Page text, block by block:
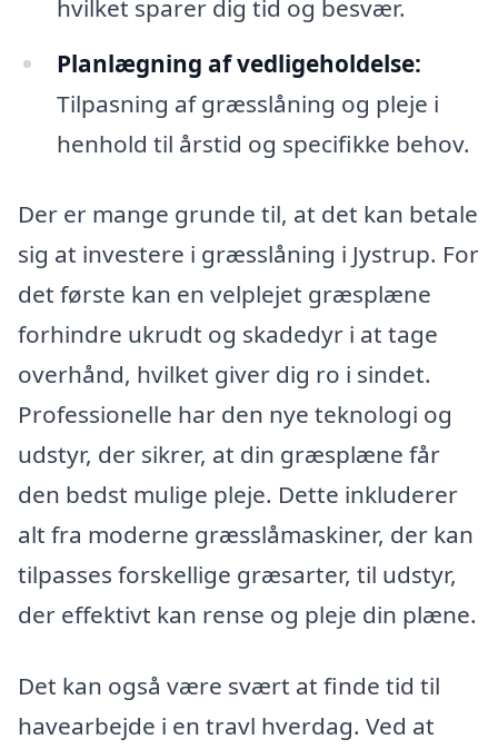
hvilket sparer dig tid og besvær.
Planlægning af vedligeholdelse:
Tilpasning af græsslåning og pleje i
henhold til årstid og specifikke behov.
Der er mange grunde til, at det kan betale
sig at investere i græsslåning i Jystrup. For
det første kan en velplejet græsplæne
forhindre ukrudt og skadedyr i at tage
overhånd, hvilket giver dig ro i sindet.
Professionelle har den nye teknologi og
udstyr, der sikrer, at din græsplæne får
den bedst mulige pleje. Dette inkluderer
alt fra moderne græsslåmaskiner, der kan
tilpasses forskellige græsarter, til udstyr,
der effektivt kan rense og pleje din plæne.
Det kan også være svært at finde tid til
havearbejde i en travl hverdag. Ved at